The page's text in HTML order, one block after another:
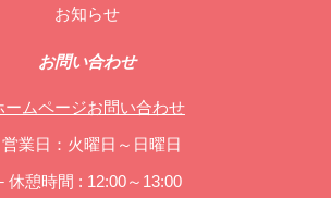
お知らせ
お問い合わせ
ームページお問い合わせ
業日：火曜日～日曜日
休憩時間 : 12:00～13:00